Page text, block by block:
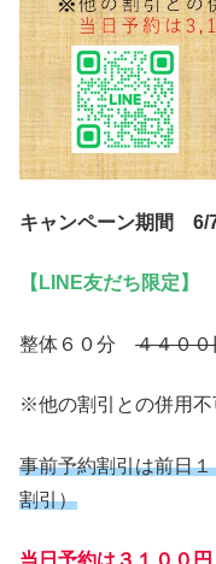
キャンペーン期間 6/7
【LINE友だち限定】
整体６０分 ４４００
※他の割引との併用
事前予約割引は前日
割引）
当日予約は３１００円